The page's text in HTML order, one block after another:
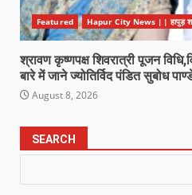
Featured Hapur City News || हापुड़
श्रावण कृष्णपक्ष शिवरात्री पूजन
बारे में जाने ज्योतिर्विद पंडित सुबोध
August 8, 2026
SEARCH